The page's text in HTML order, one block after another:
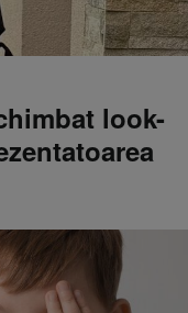
look-